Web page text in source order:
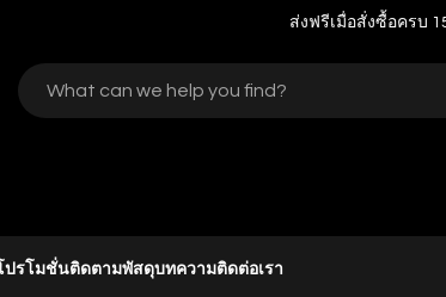
ส่งฟรีเมื่อสั่งซื้อครบ
โปรโมชั่นติดตามพัสดุบทความติดต่อเรา